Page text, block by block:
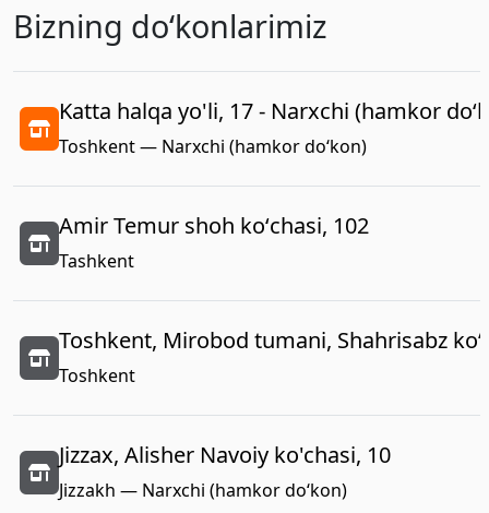
Bizning doʻkonlarimiz
Katta halqa yo'li, 17 - Narxchi (hamkor
Toshkent — Narxchi (hamkor do‘kon)
Amir Temur shoh koʻchasi, 102
Tashkent
Toshkent, Mirobod tumani, Shahrisabz
Toshkent
Jizzax, Alisher Navoiy ko'chasi, 10
Jizzakh — Narxchi (hamkor do‘kon)